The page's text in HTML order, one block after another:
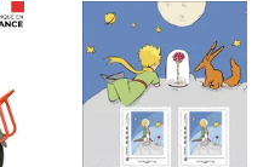
Prix 7,50€